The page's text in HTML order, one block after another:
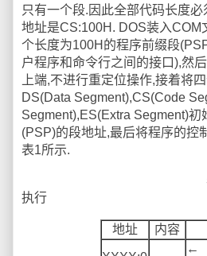
只有一个段.因此全部代码长度
地址是CS:100H. DOS装入COM
个长度为100H的程序前缀段
户程序和命令行之间的接口),然
上端,不进行重定位操作,接着将
DS(Data Segment),CS(Code
Segment),ES(Extra Segment)初
(PSP)的段地址,最后将程序的控
表1所示.
表1: COM文
执行
地址 内容
←